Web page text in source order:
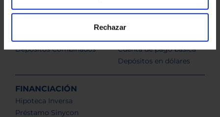
Rechazar
Depósitos Combinados
Cuenta de pago básica
Depósitos en dólares
FINANCIACIÓN
Hipoteca Inversa
Préstamo Sinycon